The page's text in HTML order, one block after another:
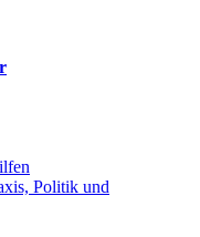
Politik und